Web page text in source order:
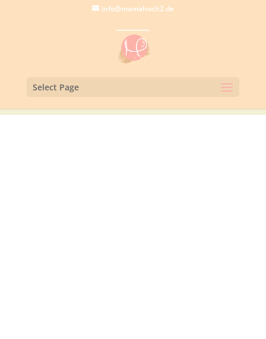
info@mamahoch2.de
Select Page